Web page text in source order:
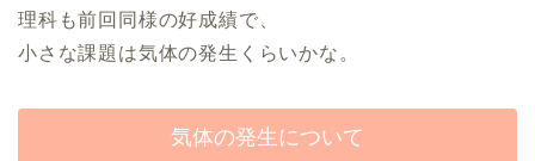
理科も前回同様の好成績で、
小さな課題は気体の発生くらいかな。
気体の発生について